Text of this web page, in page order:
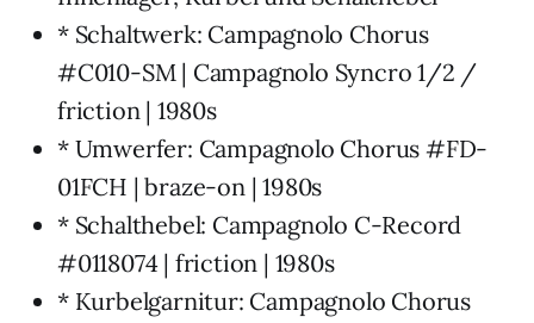
* Schaltwerk: Campagnolo Chorus
#C010-SM | Campagnolo Syncro 1/2 /
friction | 1980s
* Umwerfer: Campagnolo Chorus #FD-
01FCH | braze-on | 1980s
* Schalthebel: Campagnolo C-Record
#0118074 | friction | 1980s
* Kurbelgarnitur: Campagnolo Chorus